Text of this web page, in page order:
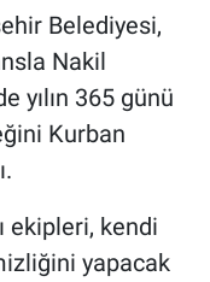
Belediyesi,
Nakil
yılın 365 günü
Kurban
ekipleri, kendi
yapacak